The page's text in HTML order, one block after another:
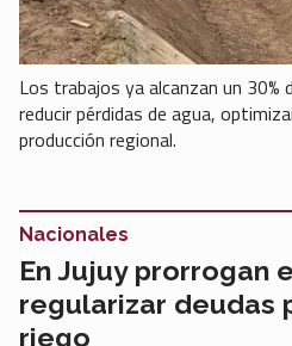
Los trabajos ya alcanzan un 30%
reducir pérdidas de agua,
producción regional.
En Jujuy prorrogan
regularizar deudas
riego
Nacionales